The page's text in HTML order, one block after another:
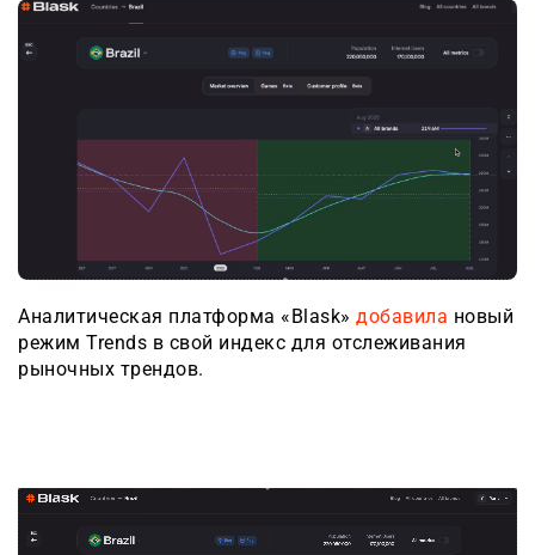
Аналитическая платформа «Blask» добавила новый
режим Trends в свой индекс для отслеживания
рыночных трендов.